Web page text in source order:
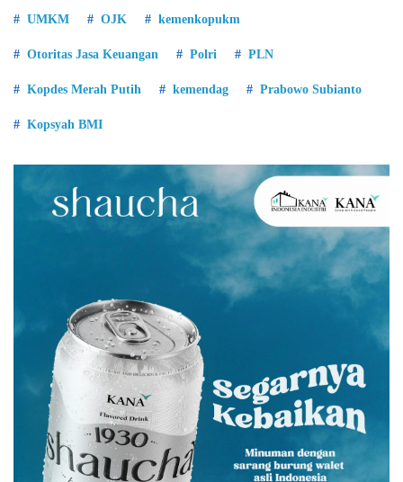
UMKM OJK kemenkopukm
Otoritas Jasa Keuangan Polri PLN
Kopdes Merah Putih kemendag Prabowo Subianto
Kopsyah BMI